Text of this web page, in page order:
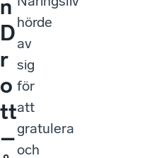
n
D
r
o
tt
–
hörde
av
sig
för
att
gratulera
och